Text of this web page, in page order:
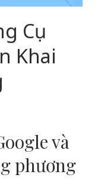
Cụ
Khai
và
phương